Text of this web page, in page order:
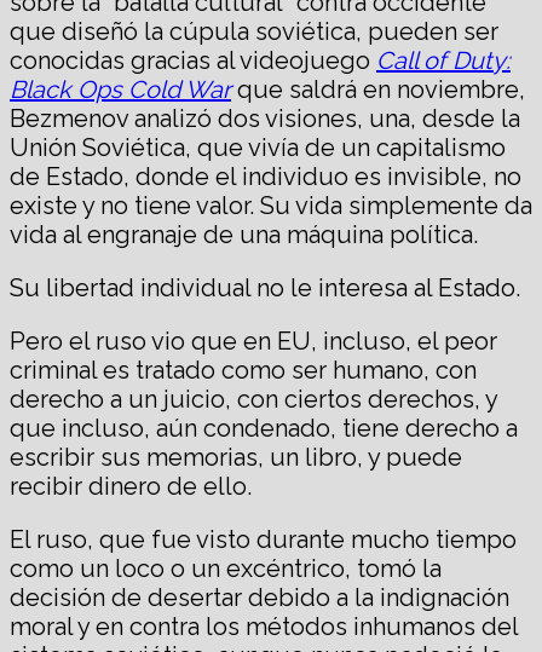
que diseñó la cúpula soviética, pueden ser
conocidas gracias al videojuego Call of Duty:
Black Ops Cold Warque saldrá en noviembre,
Bezmenov analizó dos visiones, una, desde la
Unión Soviética, que vivía de un capitalismo
de Estado, donde el individuo es invisible, no
existe y no tiene valor. Su vida simplemente da
vida al engranaje de una máquina política.
Su libertad individual no le interesa al Estado.
Pero el ruso vio que en EU, incluso, el peor
criminal es tratado como ser humano, con
derecho a un juicio, con ciertos derechos, y
que incluso, aún condenado, tiene derecho a
escribir sus memorias, un libro, y puede
recibir dinero de ello.
El ruso, que fue visto durante mucho tiempo
como un loco o un excéntrico, tomó la
decisión de desertar debido a la indignación
moral y en contra los métodos inhumanos del